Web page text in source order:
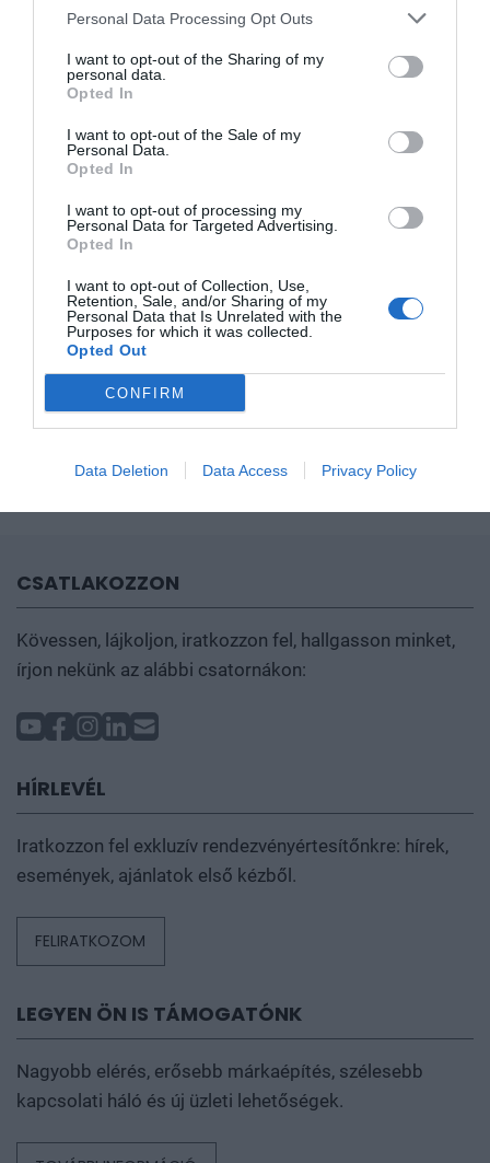
Personal Data Processing Opt Outs
I want to opt-out of the Sharing of my
personal data.
Opted In
I want to opt-out of the Sale of my
Personal Data.
Opted In
I want to opt-out of processing my
Personal Data for Targeted Advertising.
Opted In
I want to opt-out of Collection, Use,
Retention, Sale, and/or Sharing of my
Personal Data that Is Unrelated with the
Purposes for which it was collected.
Opted Out
CONFIRM
Data Deletion Data Access Privacy Policy
Telefon: +36-20-334-8455
KOVÁCS NÓRA
E-mail: kovacs.nora@portfolio.hu
SZPONZORÁCIÓS LEHETŐSÉGEK
PISONT KLAUDIA
E-mail:
CSATLAKOZZON
Kövessen, lájkoljon, iratkozzon fel, hallgasson minket,
írjon nekünk az alábbi csatornákon:
HÍRLEVÉL
Iratkozzon fel exkluzív rendezvényértesítőnkre: hírek,
események, ajánlatok első kézből.
FELIRATKOZOM
LEGYEN ÖN IS TÁMOGATÓNK
Nagyobb elérés, erősebb márkaépítés, szélesebb
kapcsolati háló és új üzleti lehetőségek.